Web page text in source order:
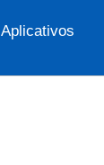
Aplicativos